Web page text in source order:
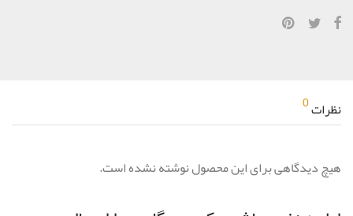
نظرات0
هیچ دیدگاهی برای این محصول نوشته نشده است.